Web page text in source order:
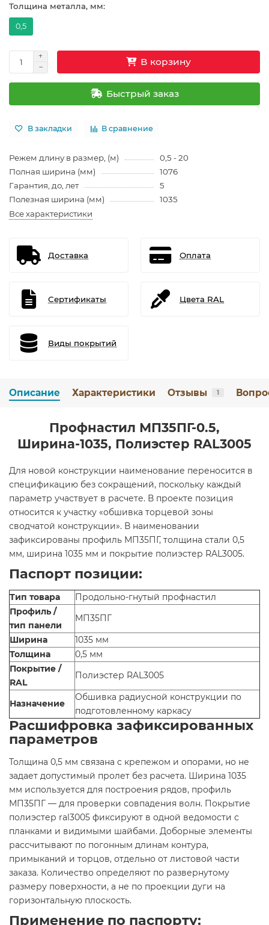
Толщина металла, мм:
0,5
В корзину
Быстрый заказ
В закладки В сравнение
Режем длину в размер, (м)
0,5 - 20
Полная ширина (мм)
1076
Гарантия, до, лет
5
Полезная ширина (мм)
1035
Все характеристики
Доставка Оплата
Сертификаты Цвета RAL
Виды покрытий
Описание Характеристики Отзывы 1
Профнастил МП35ПГ-0.5,
Ширина-1035, Полиэстер RAL3005
Для новой конструкции наименование переносится в
спецификацию без сокращений, поскольку каждый
параметр участвует в расчете. В проекте позиция
относится к участку «обшивка торцевой зоны
сводчатой конструкции». В наименовании
зафиксированы профиль МП35ПГ, толщина стали 0,5
мм, ширина 1035 мм и покрытие полиэстер RAL3005.
Паспорт позиции:
Тип товара
Продольно-гнутый профнастил
Профиль /
тип панели
МП35ПГ
Ширина
1035 мм
Толщина
0,5 мм
Покрытие /
RAL
Полиэстер RAL3005
Назначение
Обшивка радиусной конструкции по
подготовленному каркасу
Расшифровка зафиксированных
параметров
Толщина 0,5 мм связана с крепежом и опорами, но не
задает допустимый пролет без расчета. Ширина 1035
мм используется для построения рядов, профиль
МП35ПГ — для проверки совпадения волн. Покрытие
полиэстер ral3005 фиксируют в одной ведомости с
планками и видимыми шайбами. Доборные элементы
рассчитывают по погонным длинам контура,
примыканий и торцов, отдельно от листовой части
заказа. Количество определяют по развернутому
размеру поверхности, а не по проекции дуги на
горизонтальную плоскость.
Применение по паспорту: